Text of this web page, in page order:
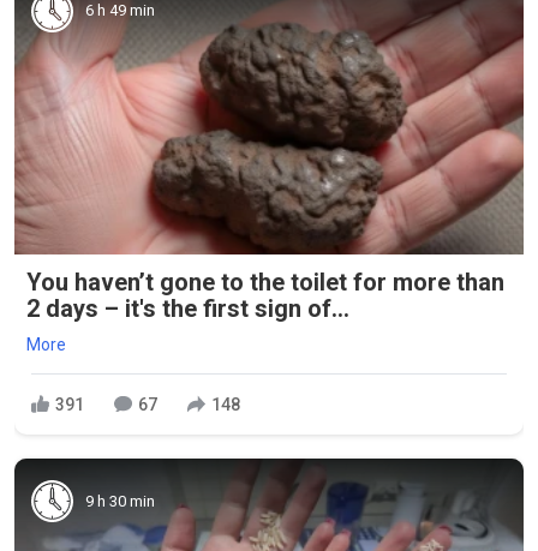
6 h 49 min
You haven’t gone to the toilet for more than
2 days – it's the first sign of...
More
391 67 148
9 h 30 min